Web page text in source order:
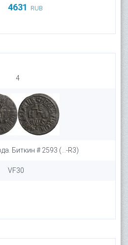
4631 RUB
4
Биткин # 2593 (...-R3)
VF30